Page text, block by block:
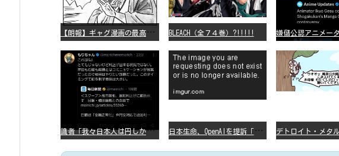
【
朗報】ギャグ漫画の最高傑作、「パタリロ」に決まる BLEACH（全７４巻）?!!!!!
識
者「我々日本人は円しか使っていないので円安になろうが問題ない」 日
本生命、OpenAIを提訴「ChatGPTが非弁行為」